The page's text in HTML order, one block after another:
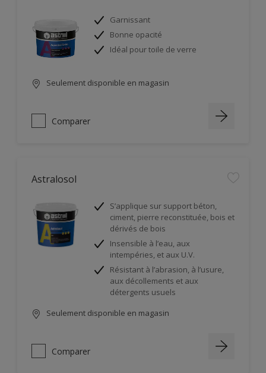
Garnissant
Bonne opacité
Idéal pour toile de verre
Seulement disponible en magasin
Comparer
Astralosol
S’applique sur support béton,
ciment, pierre reconstituée, bois et
dérivés de bois
Insensible à l’eau, aux
intempéries, et aux U.V.
Résistant à l’abrasion, à l’usure,
aux décollements et aux
détergents usuels
Seulement disponible en magasin
Comparer